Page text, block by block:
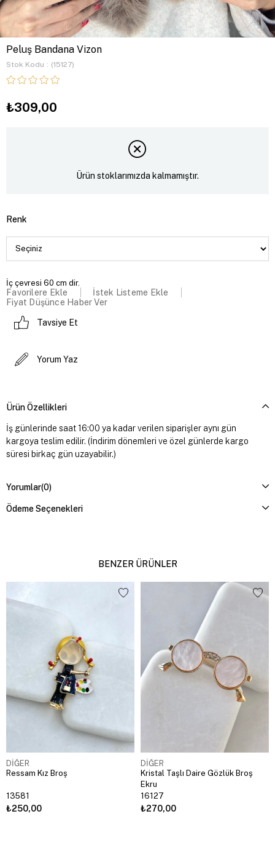
Peluş Bandana Vizon
Stok Kodu (15127)
₺309,00
Ürün stoklarımızda kalmamıştır.
Renk
İç çevresi 60 cm dir.
Favorilere Ekle
İstek Listeme Ekle
Fiyat Düşünce Haber Ver
Tavsiye Et
Yorum Yaz
Ürün Özellikleri
İş günlerinde saat 16:00 ya kadar verilen siparişler aynı gün
kargoya teslim edilir. (İndirim dönemleri ve özel günlerde kargo
süresi birkaç gün uzayabilir.)
Yorumlar(0)
Ödeme Seçenekleri
BENZER ÜRÜNLER
DİĞER
Ressam Kız Broş
13581
₺250,00
DİĞER
Kristal Taşlı Daire Gözlük Broş
Ekru
16127
₺270,00